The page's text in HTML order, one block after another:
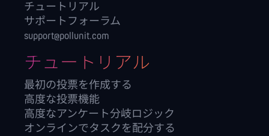
チュートリアル
サポートフォーラム
support@pollunit.com
チュートリアル
最初の投票を作成する
高度な投票機能
高度なアンケート分岐ロジック
オンラインでタスクを配分する